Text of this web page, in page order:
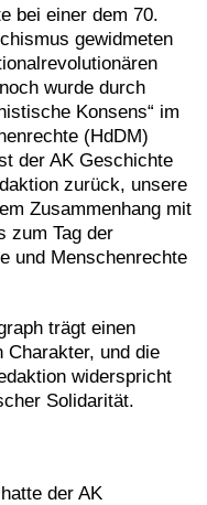
bei einer dem 70.
gewidmeten
wurde durch
Konsens“ im
(HdDM)
der AK Geschichte
zurück, unsere
Zusammenhang mit
zum Tag der
und Menschenrechte
trägt einen
Charakter, und die
widerspricht
Solidarität.
der AK